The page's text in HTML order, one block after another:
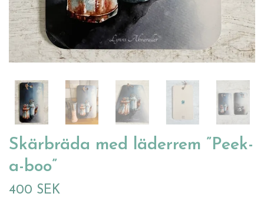
Skärbräda med läderrem ”Peek-
a-boo”
400 SEK